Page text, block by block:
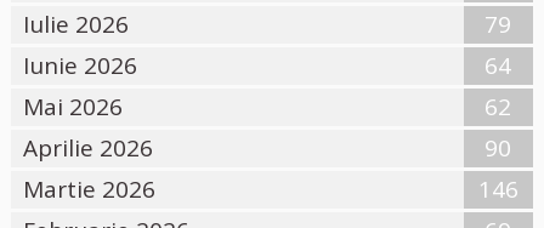
Iulie 2026
79
Iunie 2026
64
Mai 2026
62
Aprilie 2026
90
Martie 2026
146